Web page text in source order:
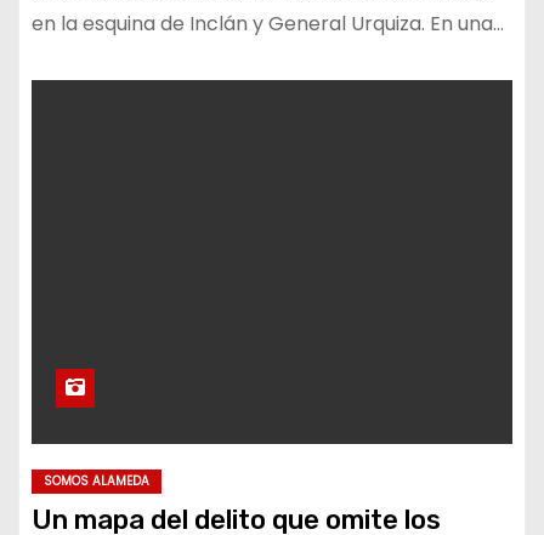
en la esquina de Inclán y General Urquiza. En una…
SOMOS ALAMEDA
Un mapa del delito que omite los